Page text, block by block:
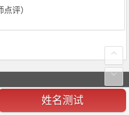
姓名测试
评）
名字
宝宝起名
起名 名字大全